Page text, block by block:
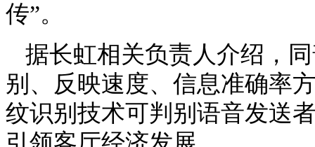
传”。
据长虹相关负责人介绍，
别、反映速度、信息准确率
纹识别技术可判别语音发送